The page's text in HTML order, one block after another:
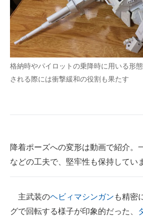
格納時やパイロットの乗降時に用いる形
される際には衝撃緩和の役割も果たす
降着ポーズへの変形は動画で紹介。
などの工夫で、堅牢性も保持してい
主武装のヘビィマシンガン も精密
グで回転する様子が印象的だった、